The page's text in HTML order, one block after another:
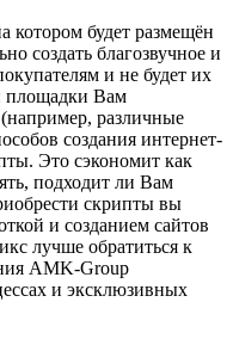
котором будет размещён
создать благозвучное и
и не будет их
площадки Вам
различные
создания интернет-
Это сэкономит как
подходит ли Вам
скрипты вы
и созданием сайтов
лучше обратиться к
AMK-Group
и эксклюзивных